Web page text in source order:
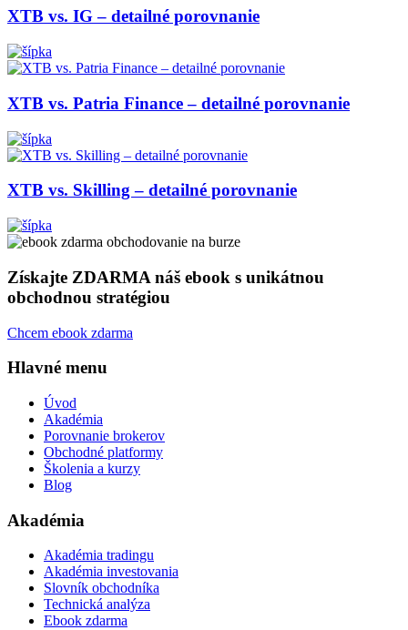
XTB vs. IG – detailné porovnanie
XTB vs. Patria Finance – detailné porovnanie
XTB vs. Skilling – detailné porovnanie
Získajte ZDARMA náš ebook s unikátnou
obchodnou stratégiou
Chcem ebook zdarma
Hlavné menu
Úvod
Akadémia
Porovnanie brokerov
Obchodné platformy
Školenia a kurzy
Blog
Akadémia
Akadémia tradingu
Akadémia investovania
Slovník obchodníka
Technická analýza
Ebook zdarma